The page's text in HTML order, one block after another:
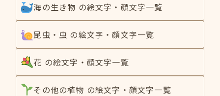
海の生き物 の絵文字・顔文字一覧
昆虫・虫 の絵文字・顔文字一覧
花 の絵文字・顔文字一覧
その他の植物 の絵文字・顔文字一覧